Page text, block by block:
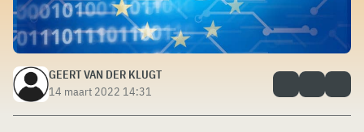
GEERT VAN DER KLUGT
14 maart 2022 14:31